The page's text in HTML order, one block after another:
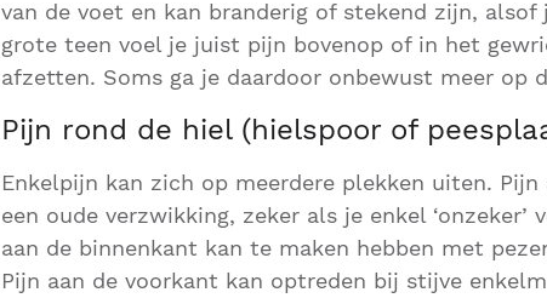
van de voet en kan branderig of stekend zijn,
grote teen voel je juist pijn bovenop of in het
afzetten. Soms ga je daardoor onbewust meer op
Pijn rond de hiel (hielspoor of
Enkelpijn kan zich op meerdere plekken uiten.
een oude verzwikking, zeker als je enkel
aan de binnenkant kan te maken hebben met
Pijn aan de voorkant kan optreden bij stijve